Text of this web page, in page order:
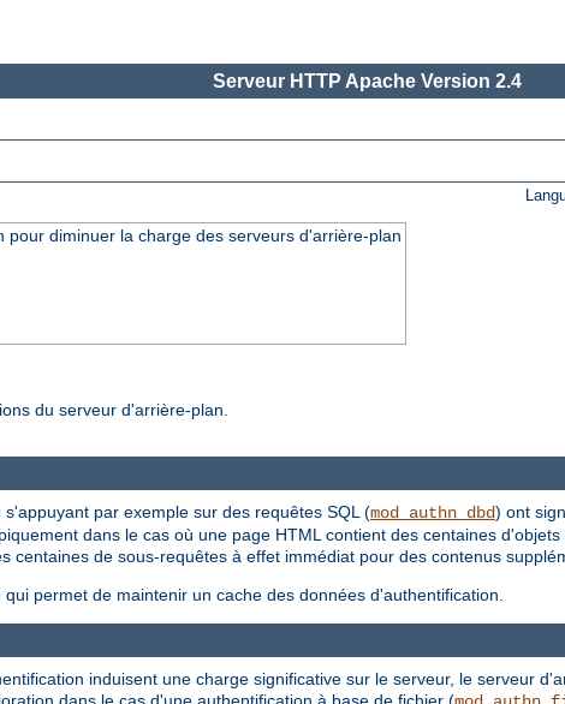
Serveur HTTP Apache Version 2.4
diminuer la charge des serveurs d'arrière-plan
du serveur d'arrière-plan.
par exemple sur des requêtes SQL (mod_authn_dbd) ont
dans le cas où une page HTML contient des centaines
de sous-requêtes à effet immédiat pour des contenus
permet de maintenir un cache des données d'authentification.
induisent une charge significative sur le serveur, le serveur